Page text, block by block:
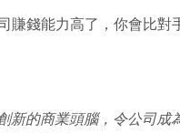
錢能力高了，你會比對
的商業頭腦，令公司